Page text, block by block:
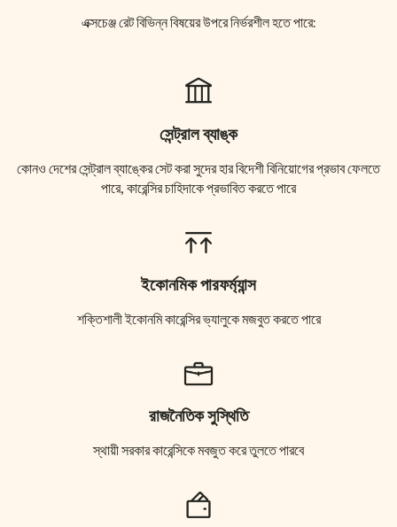
এক্সচেঞ্জ রেট বিভিন্ন বিষয়ের উপরে নির্ভরশীল হতে পারে:
সেন্ট্রাল ব্যাঙ্ক
কোনও দেশের সেন্ট্রাল ব্যাঙ্কের সেট করা সুদের হার বিদেশী বিনিয়োগের প্রভাব ফেলতে
পারে, কারেন্সির চাহিদাকে প্রভাবিত করতে পারে
ইকোনমিক পারফর্ম্যান্স
শক্তিশালী ইকোনমি কারেন্সির ভ্যালুকে মজবুত করতে পারে
রাজনৈতিক সুস্থিতি
স্থায়ী সরকার কারেন্সিকে মবজুত করে তুলতে পারবে